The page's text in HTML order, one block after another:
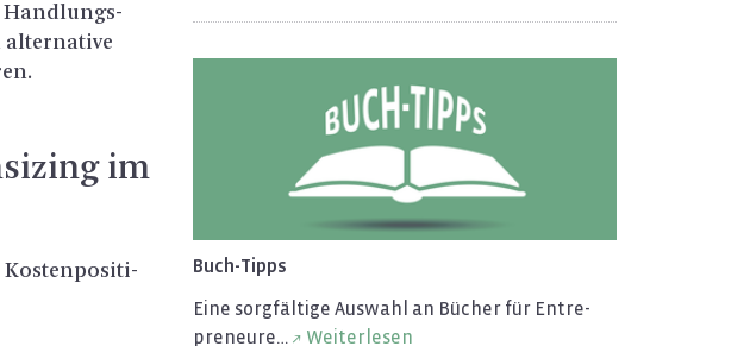
Hand­lungs­
al­ter­na­ti­ve
im
Kos­ten­po­si­ti­
Buch-Tipps
Eine sorg­fäl­ti­ge Aus­wahl an Bü­cher für En­tre­
pre­neu­re…
Wei­ter­le­sen